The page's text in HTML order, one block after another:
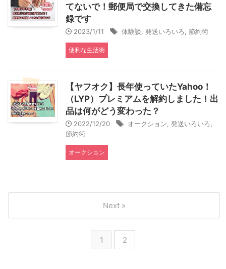
てないで！郵便局で交換してきた備忘
録です
2023/1/11 体験談 発送いろいろ 節約術
便利な生活術
【ヤフオク】長年使っていたYahoo！
（LYP）プレミアムを解約しました！出
品は何がどう変わった？
2022/12/20 オークション 発送いろいろ
節約術
オークション
1 2
Next »